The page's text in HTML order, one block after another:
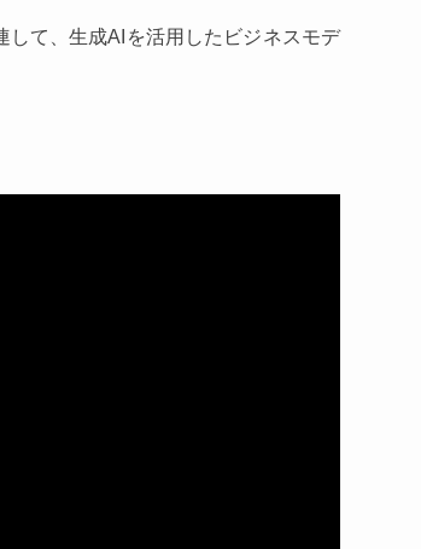
て、生成AIを活用したビジネスモデ